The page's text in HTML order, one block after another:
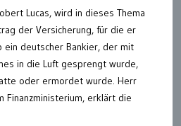
Lucas, wird in dieses Thema
der Versicherung, für die er
ein deutscher Bankier, der mit
in die Luft gesprengt wurde,
oder ermordet wurde. Herr
Finanzministerium, erklärt die